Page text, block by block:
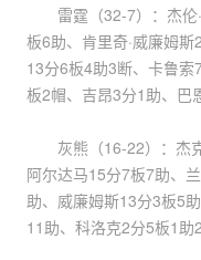
雷霆（32-7）：杰伦·
板6助、肯里奇·威廉姆
13分6板4助3断、卡鲁
板2帽、吉昂3分1助、巴
灰熊（16-22）：杰克
阿尔达马15分7板7助、
助、威廉姆斯13分3板5
11助、科洛克2分5板1助